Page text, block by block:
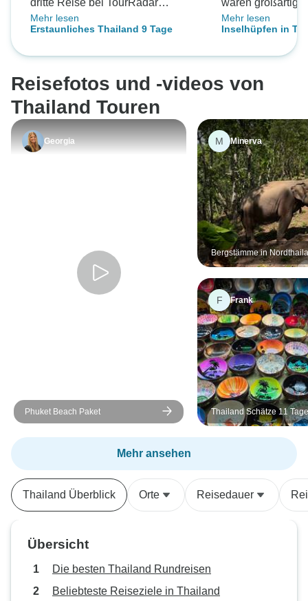
dritte Reise bei TourRadar
gebucht.
Mehr lesen
Erstaunliches Thailand 9 Tage
waren großartig,
das Erlebnis im
Koh Phi Phi ist
unübertroffen!
bereits
mussten,
Mehr lesen
Inselhüpfen in
Reisefotos und -videos von
Thailand Touren
Georgia
Phuket Beach Paket
M Minerva
Bergstämme in
Umweltschutz, Bildung
Elefanten Trek
F Frank
Thailand Schätze 11
Privatreise
Mehr ansehen
Thailand Überblick Orte Reisedauer
Übersicht
Die besten Thailand Rundreisen
Beliebteste Reiseziele in Thailand